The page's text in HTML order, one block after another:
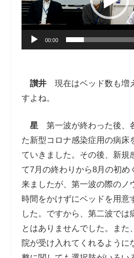
ヤ
ー
00:00
讃井現在はベッド数も増
すよね。
星 第一波が終わった後、
た新型コロナ感染症用の病床
ていきました。その後、新規
て7月の終わりから8月の初め
来ましたが、第一波の際のノ
時間をかけずにベッドを用意
した。ですから、第二波では
とはありませんでした。また
院が受け入れてくれるように